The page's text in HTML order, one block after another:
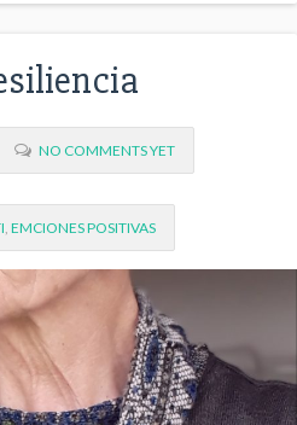
NO COMMENTS YET
EMCIONES POSITIVAS